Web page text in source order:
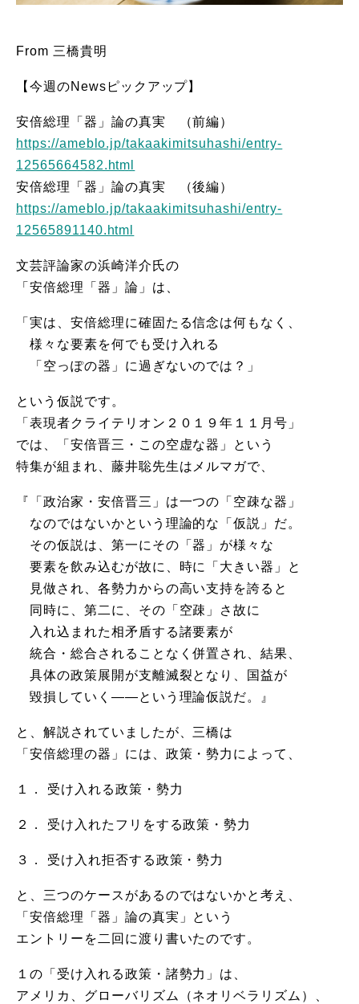
From 三橋貴明
【今週のNewsピックアップ】
安倍総理「器」論の真実 （前編）
https://ameblo.jp/takaakimitsuhashi/entry-
12565664582.html
安倍総理「器」論の真実 （後編）
https://ameblo.jp/takaakimitsuhashi/entry-
12565891140.html
文芸評論家の浜崎洋介氏の
「安倍総理「器」論」は、
「実は、安倍総理に確固たる信念は何もなく、
様々な要素を何でも受け入れる
「空っぽの器」に過ぎないのでは？」
という仮説です。
「表現者クライテリオン２０１９年１１月号」
では、「安倍晋三・この空虚な器」という
特集が組まれ、藤井聡先生はメルマガで、
『「政治家・安倍晋三」は一つの「空疎な器」
なのではないかという理論的な「仮説」だ。
その仮説は、第一にその「器」が様々な
要素を飲み込むが故に、時に「大きい器」と
見做され、各勢力からの高い支持を誇ると
同時に、第二に、その「空疎」さ故に
入れ込まれた相矛盾する諸要素が
統合・総合されることなく併置され、結果、
具体の政策展開が支離滅裂となり、国益が
毀損していく――という理論仮説だ。』
と、解説されていましたが、三橋は
「安倍総理の器」には、政策・勢力によって、
１． 受け入れる政策・勢力
２． 受け入れたフリをする政策・勢力
３． 受け入れ拒否する政策・勢力
と、三つのケースがあるのではないかと考え、
「安倍総理「器」論の真実」という
エントリーを二回に渡り書いたのです。
１の「受け入れる政策・諸勢力」は、
アメリカ、グローバリズム（ネオリベラリズム）、